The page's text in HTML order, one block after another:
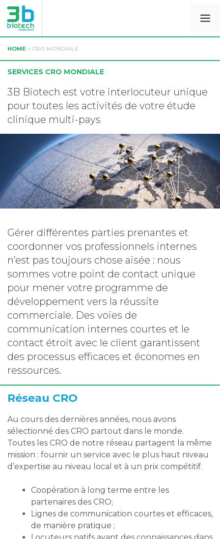
HOME » CRO MONDIALE
SERVICES CRO MONDIALE
3B Biotech est votre interlocuteur unique
pour toutes les activités de votre étude
clinique multi-pays
Gérer différentes parties prenantes et
coordonner vos professionnels internes
n’est pas toujours chose aisée : nous
sommes votre point de contact unique
pour mener votre programme de
développement vers la réussite
commerciale. Des voies de
communication internes courtes et le
contact étroit avec le client garantissent
des processus efficaces et économes en
ressources.
Réseau CRO
Au cours des dernières années, nous avons
sélectionné des CRO partout dans le monde.
Toutes les CRO de notre réseau partagent la même
mission : fournir un service avec le plus haut niveau
d’expertise au niveau local et à un prix compétitif.
Coopération à long terme entre les
partenaires des CRO;
Lignes de communication courtes et efficaces,
de manière pratique ;